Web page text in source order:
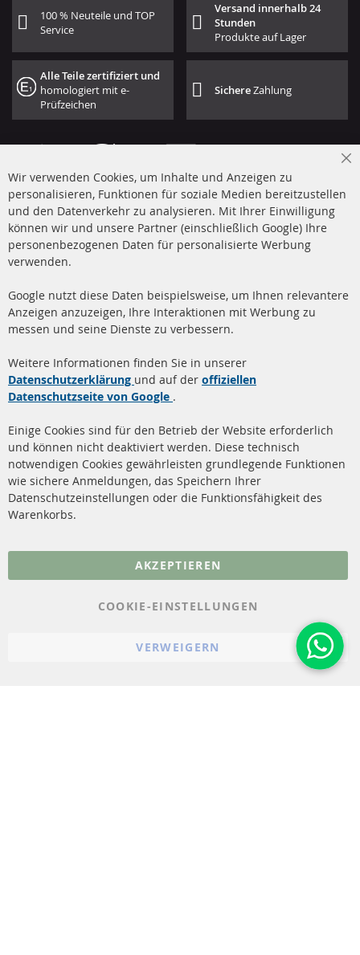
100 % Neuteile und TOP
Service
Versand innerhalb 24
Stunden
Produkte auf Lager
Alle Teile zertifiziert und
homologiert mit e-
Prüfzeichen
SichereZahlung
+49 (0) 4533 799 00 0
Mo-Do: 09-17 Uhr, Fr 09-16 Uhr
info@contra-automotive.de
facebook
instagram
Quick Links
Dieselpartikelfilter (DPF)
Dieselpartikelfilter
Katalysator (KAT)
Sensoren
FAQ
Kundenservice
Über uns
Versandkosten
Kontakt
Vertrag widerrufen
Wir verwenden Cookies, um Inhalte und Anzeigen zu
personalisieren, Funktionen für soziale Medien bereitzustellen
und den Datenverkehr zu analysieren. Mit Ihrer Einwilligung
können wir und unsere Partner (einschließlich Google) Ihre
personenbezogenen Daten für personalisierte Werbung
verwenden.
Google nutzt diese Daten beispielsweise, um Ihnen relevantere
Anzeigen anzuzeigen, Ihre Interaktionen mit Werbung zu
messen und seine Dienste zu verbessern.
Weitere Informationen finden Sie in unserer
Datenschutzerklärung und auf der offiziellen
Datenschutzseite von Google .
Einige Cookies sind für den Betrieb der Website erforderlich
und können nicht deaktiviert werden. Diese technisch
notwendigen Cookies gewährleisten grundlegende Funktionen
wie sichere Anmeldungen, das Speichern Ihrer
Datenschutzeinstellungen oder die Funktionsfähigkeit des
Warenkorbs.
AKZEPTIEREN
COOKIE-EINSTELLUNGEN
VERWEIGERN